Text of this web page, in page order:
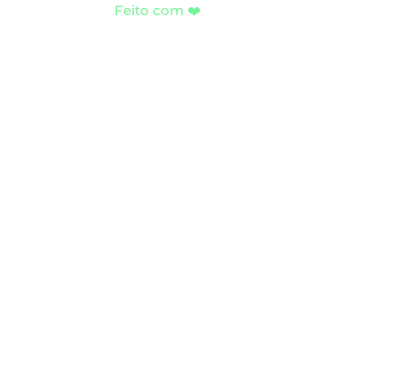
Feito com ❤️